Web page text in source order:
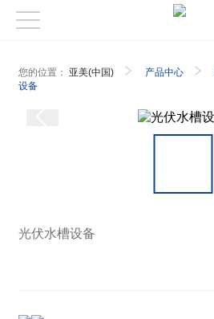
您的位置： 亚美(中国) 产品中心
设备
光伏水槽设备